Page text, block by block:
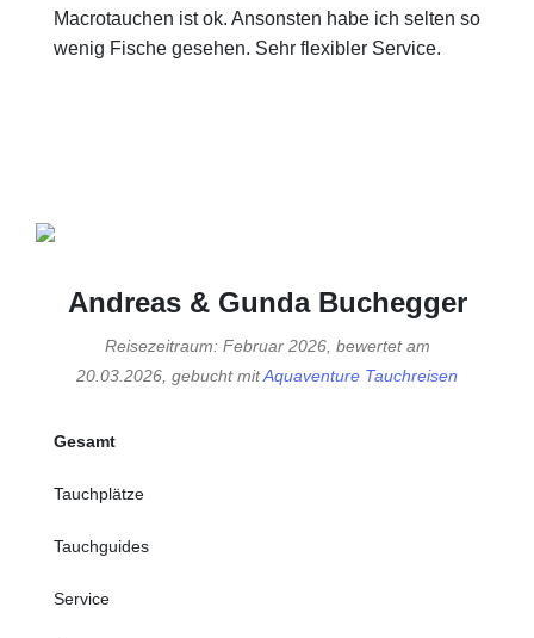
Macrotauchen ist ok. Ansonsten habe ich selten so
wenig Fische gesehen. Sehr flexibler Service.
Andreas & Gunda Buchegger
Reisezeitraum: Februar 2026, bewertet am
20.03.2026, gebucht mitAquaventure Tauchreisen
Gesamt
Tauchplätze
Tauchguides
Service